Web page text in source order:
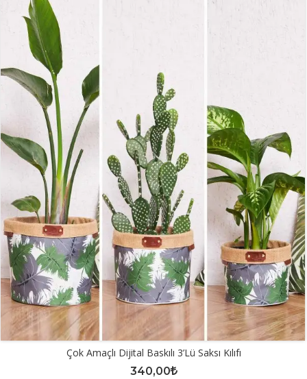
Çok Amaçlı Dijital Baskılı 3’lü Saksı Kılıfı
340,00